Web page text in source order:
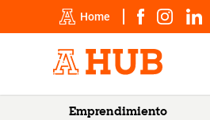
Home
Emprendimiento